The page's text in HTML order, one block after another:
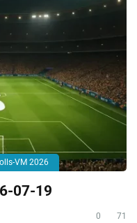
VM 2026
07-19
0 71